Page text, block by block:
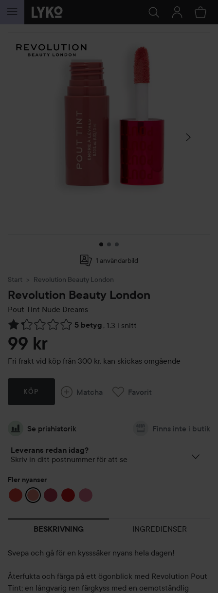
HOPPA TILL INNEHÅLLET
HOPPA ÖVER SEKTIONEN
1 användarbild
Start Revolution Beauty London
Revolution Beauty London
Pout Tint Nude Dreams
5 betyg , 1.3 i snitt
Hoppa till Betyg & kommentarer
99 kr
Fri frakt vid köp från 300 kr, kan skickas omgående
KÖP Matcha Favorit
Se prishistorik Finns inte i butik
Leverans redan idag?
Skriv in ditt postnummer för att se
Fler nyanser
BESKRIVNING INGREDIENSER
Svepa och gå för en kysssäker nyans hela dagen!
Återfukta och färga på ett ögonblick med Revolution Pout
Tint; en långvarig ren färgkyss med en oemotståndlig